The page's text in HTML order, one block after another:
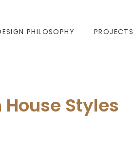
PHILOSOPHY PROJECTS
Styles